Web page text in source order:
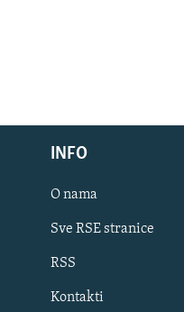
INFO
O nama
Sve RSE stranice
RSS
Kontakti